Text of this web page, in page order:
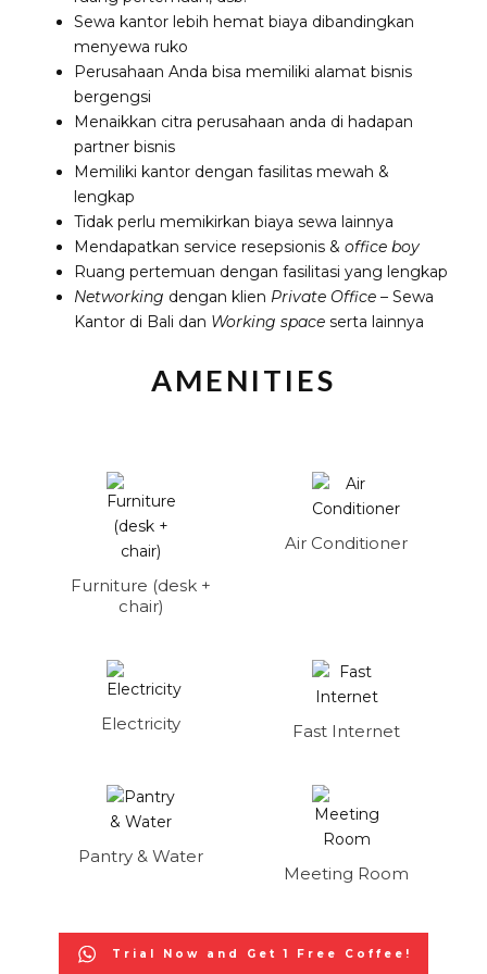
Sewa kantor lebih hemat biaya dibandingkan
menyewa ruko
Perusahaan Anda bisa memiliki alamat bisnis
bergengsi
Menaikkan citra perusahaan anda di hadapan
partner bisnis
Memiliki kantor dengan fasilitas mewah &
lengkap
Tidak perlu memikirkan biaya sewa lainnya
Mendapatkan service resepsionis & office boy
Ruang pertemuan dengan fasilitasi yang lengkap
Networking dengan klien Private Office– Sewa
Kantor di Bali dan Working spaceserta lainnya
AMENITIES
Furniture (desk +
chair)
Air Conditioner
Electricity Fast Internet
Pantry & Water
Meeting Room
Trial Now and Get 1 Free Coffee!